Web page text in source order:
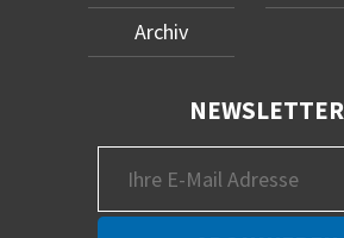
Archiv
NEWSLETTER